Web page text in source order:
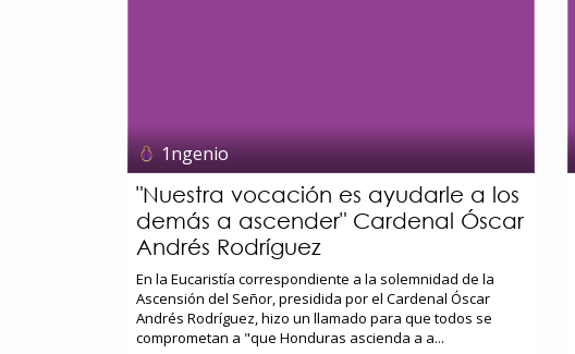
1ngenio
"Nuestra vocación es ayudarle a los
demás a ascender" Cardenal Óscar
Andrés Rodríguez
En la Eucaristía correspondiente a la solemnidad de la
Ascensión del Señor, presidida por el Cardenal Óscar
Andrés Rodríguez, hizo un llamado para que todos se
comprometan a "que Honduras ascienda a a...